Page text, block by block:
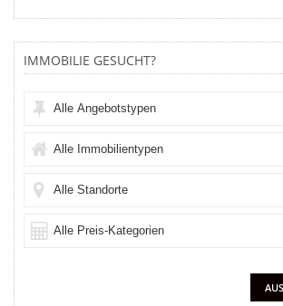
IMMOBILIE GESUCHT?